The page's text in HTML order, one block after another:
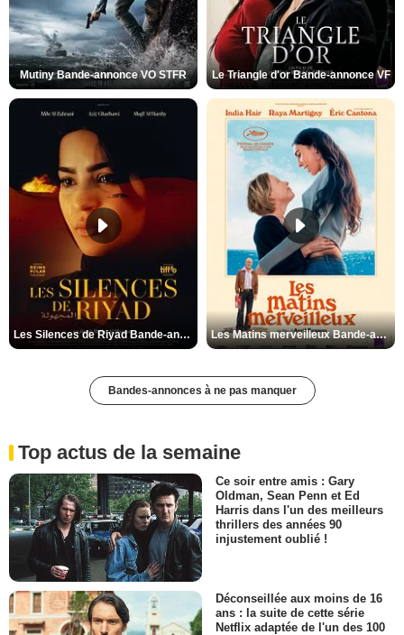
Mutiny Bande-annonce VO STFR Le Triangle d'or Bande-annonce VF
Les Silences de Riyad Bande-annonce VO STFR Les Matins merveilleux Bande-annonce VF
Bandes-annonces à ne pas manquer
Top actus de la semaine
Ce soir entre amis : Gary
Oldman, Sean Penn et Ed
Harris dans l'un des meilleurs
thrillers des années 90
injustement oublié !
Déconseillée aux moins de 16
ans : la suite de cette série
Netflix adaptée de l'un des 100